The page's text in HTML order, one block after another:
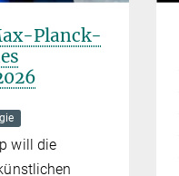
Planck-
will die